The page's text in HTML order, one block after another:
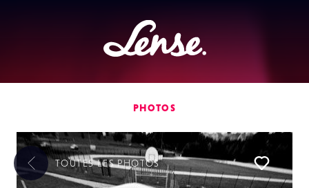
Lense
PHOTOS
Liker
TOUTES LESPHOTOS